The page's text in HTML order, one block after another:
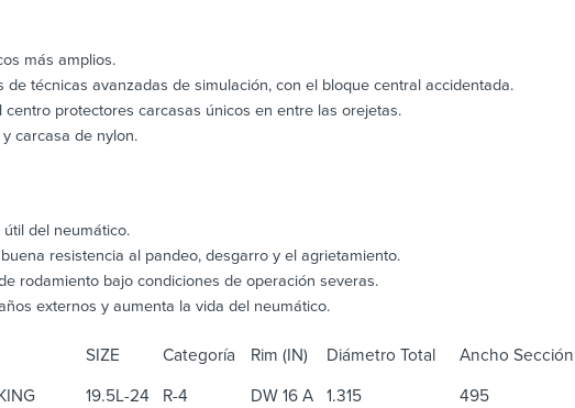
más amplios.
técnicas avanzadas de simulación, con el bloque central accidentada.
protectores carcasas únicos en entre las orejetas.
carcasa de nylon.
del neumático.
resistencia al pandeo, desgarro y el agrietamiento.
rodamiento bajo condiciones de operación severas.
externos y aumenta la vida del neumático.
SIZE Categoría Rim (IN) Diámetro Total Ancho
19.5L-24 R-4 DW 16 A 1.315 495